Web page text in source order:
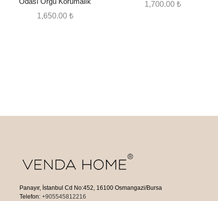
1,650.00 ₺
1,700.00₺
Panayır, İstanbul Cd No:452, 16100 Osmangazi/Bursa
Telefon: +905545812216